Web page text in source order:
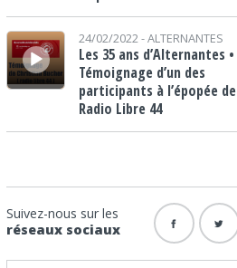
Lecteur audio
24/02/2022 -ALTERNANTES
Les 35 ans d’Alternantes •
Témoignage d’un des
participants à l’épopée de
Radio Libre 44
Suivez-nous sur les
réseaux sociaux